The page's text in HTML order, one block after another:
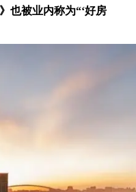
也被业内称为“‘好房